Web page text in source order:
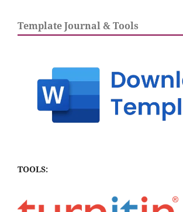
Template Journal & Tools
TOOLS: